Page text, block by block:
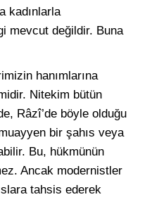
kadınlarla
mevcut değildir. Buna
hanımlarına
Nitekim bütün
Râzî’de böyle olduğu
bir şahıs veya
Bu, hükmünün
Ancak modernistler
tahsis ederek